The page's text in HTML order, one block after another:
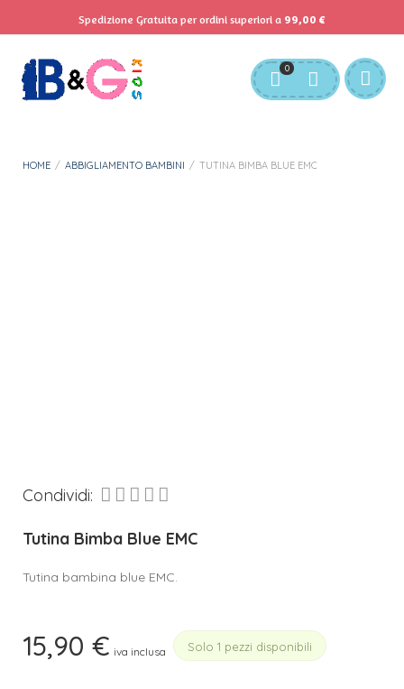
Servizio Clienti: info@bgkids.it +39 345 627 9165
Personalizza Gadget T-Shirt Download APP B&G Kids
0
HOME / ABBIGLIAMENTO BAMBINI / TUTINA BIMBA BLUE EMC
Condividi:
Tutina Bimba Blue EMC
Tutina bambina blue EMC.
15,90 € iva inclusa Solo 1 pezzi disponibili
Spedizione Gratuita per ordini superiori a 99,00 €